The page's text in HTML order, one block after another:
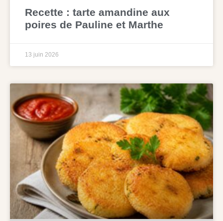
Recette : tarte amandine aux
poires de Pauline et Marthe
13 juin 2026